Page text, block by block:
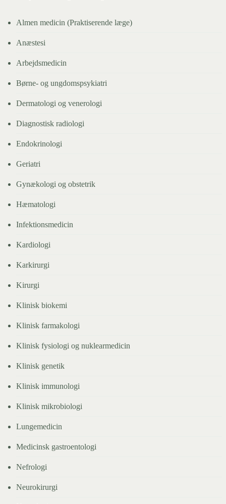
Almen medicin (Praktiserende læge)
Anæstesi
Arbejdsmedicin
Børne- og ungdomspsykiatri
Dermatologi og venerologi
Diagnostisk radiologi
Endokrinologi
Geriatri
Gynækologi og obstetrik
Hæmatologi
Infektionsmedicin
Kardiologi
Karkirurgi
Kirurgi
Klinisk biokemi
Klinisk farmakologi
Klinisk fysiologi og nuklearmedicin
Klinisk genetik
Klinisk immunologi
Klinisk mikrobiologi
Lungemedicin
Medicinsk gastroentologi
Nefrologi
Neurokirurgi